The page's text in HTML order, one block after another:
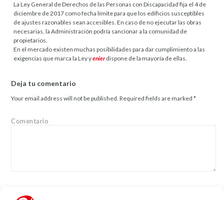
La Ley General de Derechos de las Personas con Discapacidad fija el 4 de
diciembre de 2017 como fecha límite para que los edificios susceptibles
de ajustes razonables sean accesibles. En caso de no ejecutar las obras
necesarias, la Administración podría sancionar a la comunidad de
propietarios.
En el mercado existen muchas posibilidades para dar cumplimiento a las
exigencias que marca la Ley yenierdispone de la mayoría de ellas.
Deja tu comentario
Your email address will not be published. Required fields are marked*
Comentario